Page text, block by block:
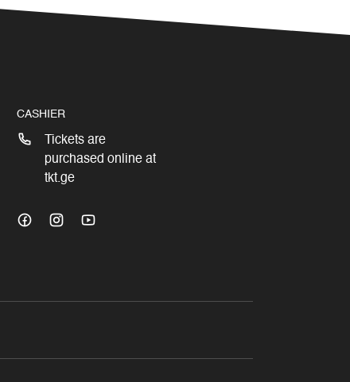
CASHIER
Tickets are
purchased online at
tkt.ge